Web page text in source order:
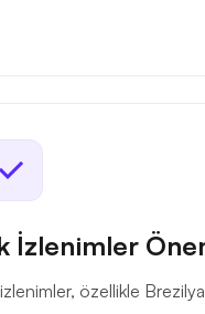
İzlenimler
özellikle